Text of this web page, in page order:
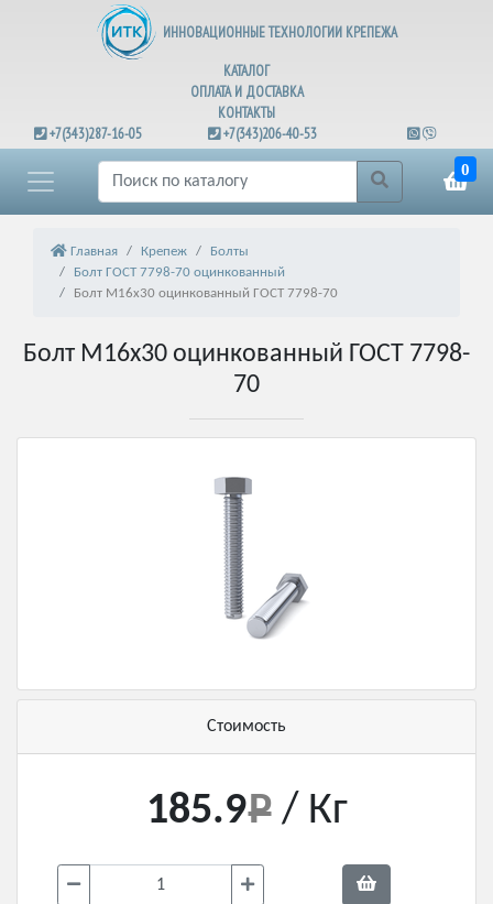
ИННОВАЦИОННЫЕ ТЕХНОЛОГИИ КРЕПЕЖА
КАТАЛОГ
ОПЛАТА И ДОСТАВКА
КОНТАКТЫ
+7(343)287-16-05
+7(343)206-40-53
0
Главная Крепеж
Болты
Болт ГОСТ 7798-70 оцинкованный
Болт М16х30 оцинкованный ГОСТ 7798-70
Болт М16х30 оцинкованный ГОСТ 7798-
70
Стоимость
185.9 / Кг